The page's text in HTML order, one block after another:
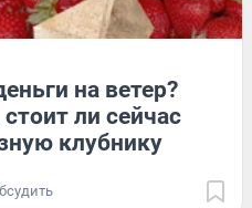
на ветер?
ли сейчас
клубнику